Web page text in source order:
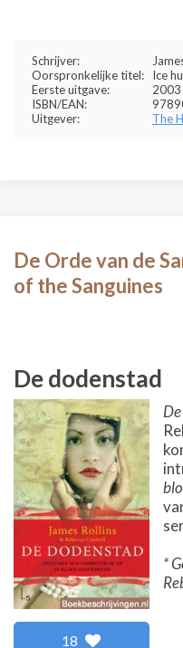
Schrijver:
Oorspronkelijke titel:
Ice
Eerste uitgave:
2003
ISBN/EAN:
Uitgever:
The
De Orde van de
of the Sanguines
De dodenstad
18
*